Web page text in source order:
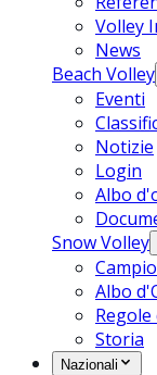
Volley
News
Beach Volley
Eventi
Notizie
Login
Albo
Snow Volley
Albo
Storia
Nazionali